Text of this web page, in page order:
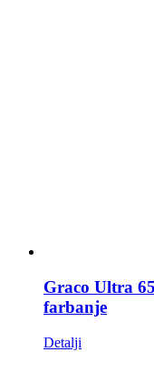
Graco Ultra
farbanje
Detalji